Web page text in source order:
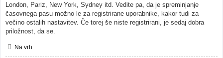
London, Pariz, New York, Sydney itd. Vedite pa, da je spreminjanje
časovnega pasu možno le za registrirane uporabnike, kakor tudi za
večino ostalih nastavitev. Če torej še niste registrirani, je sedaj dobra
priložnost, da se.
Na vrh